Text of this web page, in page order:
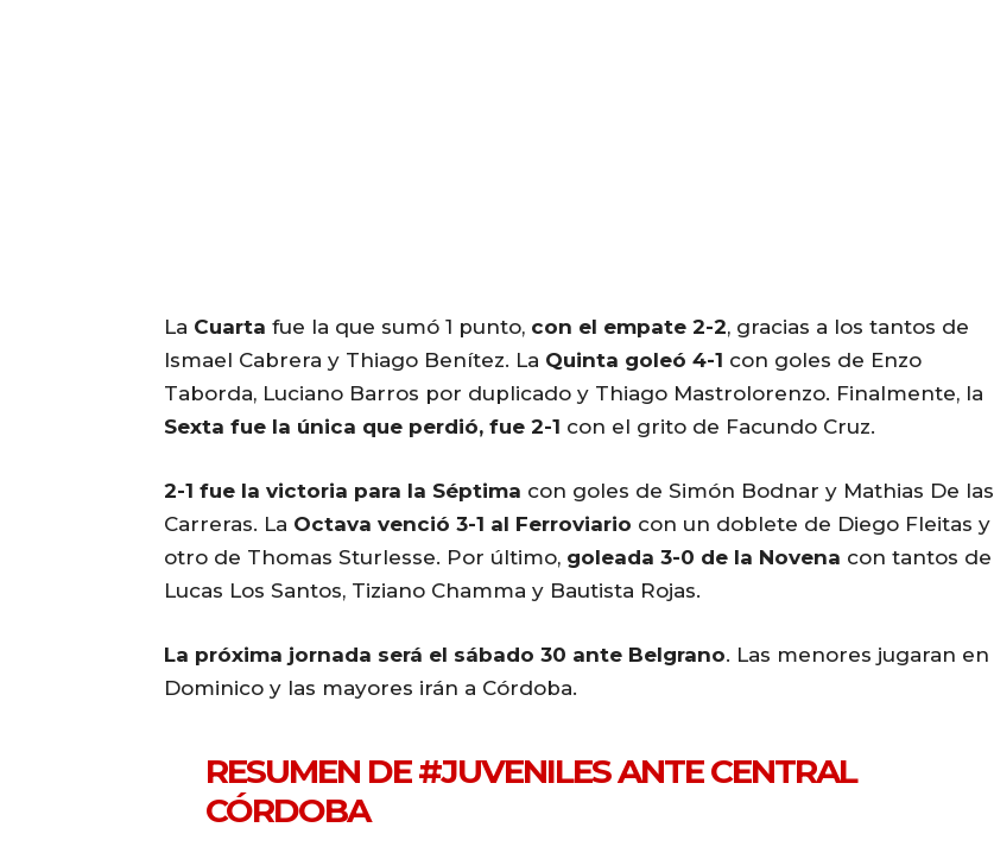
La Cuarta fue la que sumó 1 punto, con el empate 2-2, gracias a los tantos de
Ismael Cabrera y Thiago Benítez. La Quinta goleó 4-1 con goles de Enzo
Taborda, Luciano Barros por duplicado y Thiago Mastrolorenzo. Finalmente, la
Sexta fue la única que perdió, fue 2-1 con el grito de Facundo Cruz.
2-1 fue la victoria para la Séptima con goles de Simón Bodnar y Mathias De las
Carreras. La Octava venció 3-1 al Ferroviario con un doblete de Diego Fleitas y
otro de Thomas Sturlesse. Por último, goleada 3-0 de la Novena con tantos de
Lucas Los Santos, Tiziano Chamma y Bautista Rojas.
La próxima jornada será el sábado 30 ante Belgrano. Las menores jugaran en
Dominico y las mayores irán a Córdoba.
RESUMEN DE#JUVENILESANTE CENTRAL
CÓRDOBA